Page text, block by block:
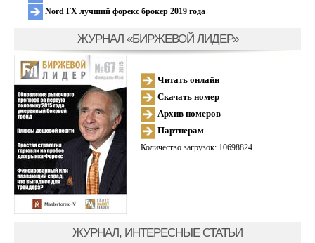
Nord FX лучший форекс брокер 2019 года
ЖУРНАЛ «БИРЖЕВОЙ ЛИДЕР»
Читать онлайн
Скачать номер
Архив номеров
Партнерам
Количество загрузок: 10698824
ЖУРНАЛ, ИНТЕРЕСНЫЕ СТАТЬИ